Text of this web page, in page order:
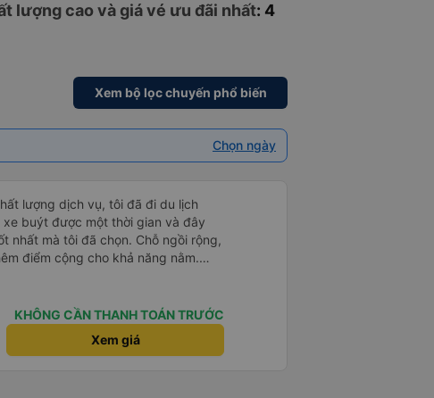
lượng cao và giá vé ưu đãi nhất: 4
Xem bộ lọc chuyến phổ biến
Chọn ngày
lượng dịch vụ, tôi đã đi du lịch
buýt được một thời gian và đây
nhất mà tôi đã chọn. Chỗ ngồi rộng,
điểm cộng cho khả năng nằm.
chuyện xảy ra ở biên giới, với hộ
KHÔNG CẦN THANH TOÁN TRƯỚC
Xem giá